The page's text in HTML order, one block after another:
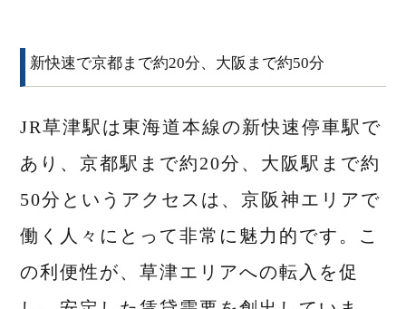
新快速で京都まで約20分、大阪まで約50分
JR草津駅は東海道本線の新快速停車駅で
あり、京都駅まで約20分、大阪駅まで約
50分というアクセスは、京阪神エリアで
働く人々にとって非常に魅力的です。こ
の利便性が、草津エリアへの転入を促